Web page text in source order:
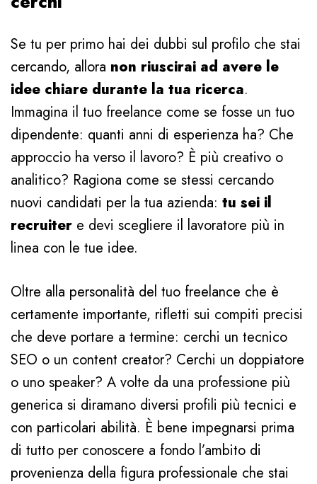
Se tu per primo hai dei dubbi sul profilo che stai
cercando, allora non riuscirai ad avere le
idee chiare durante la tua ricerca.
Immagina il tuo freelance come se fosse un tuo
dipendente: quanti anni di esperienza ha? Che
approccio ha verso il lavoro? È più creativo o
analitico? Ragiona come se stessi cercando
nuovi candidati per la tua azienda: tu sei il
recruiter e devi scegliere il lavoratore più in
linea con le tue idee.
Oltre alla personalità del tuo freelance che è
certamente importante, rifletti sui compiti precisi
che deve portare a termine: cerchi un tecnico
SEO o un content creator? Cerchi un doppiatore
o uno speaker? A volte da una professione più
generica si diramano diversi profili più tecnici e
con particolari abilità. È bene impegnarsi prima
di tutto per conoscere a fondo l’ambito di
provenienza della figura professionale che stai